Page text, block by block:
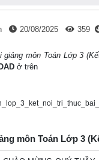
20/08/2025 359
giảng môn Toán Lớp 3
ở trên
môn Toán Lớp 3